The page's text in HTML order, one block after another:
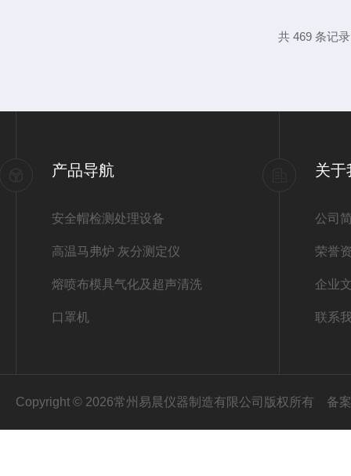
共 469 条记
产品导航
安全帽检测处理设备
高温马弗炉 灰分测定仪
熔喷布模具气化及超声清洗
口罩机
关于
公司
荣誉
企业
联系
Copyright © 2026常州易晨仪器制造有限公司版权所有 备